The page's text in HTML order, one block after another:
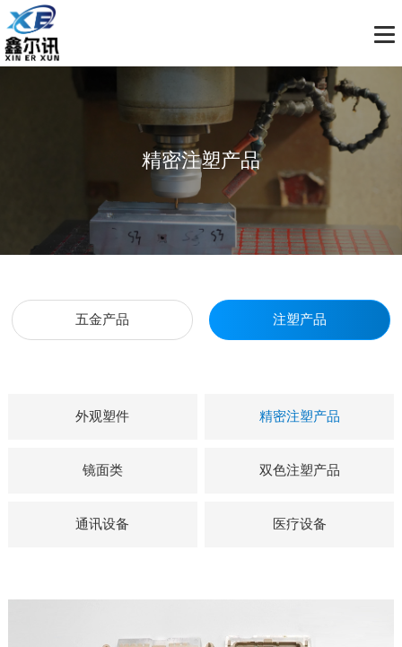
精密注塑产品
五金产品 注塑产品
外观塑件 精密注塑产品
镜面类 双色注塑产品
通讯设备 医疗设备